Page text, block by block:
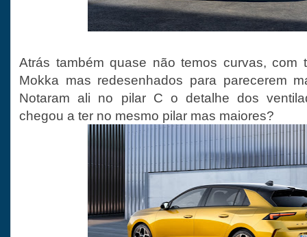
Atrás também quase não temos curvas, com
Mokka mas redesenhados para parecerem
Notaram ali no pilar C o detalhe dos
chegou a ter no mesmo pilar mas maiores?